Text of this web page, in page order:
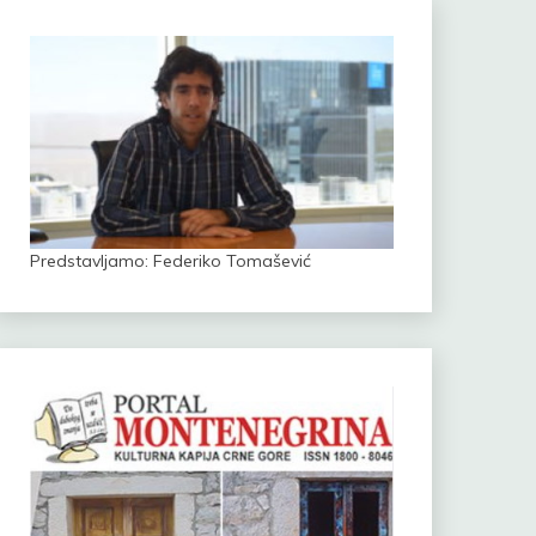
Predstavljamo: Federiko Tomašević